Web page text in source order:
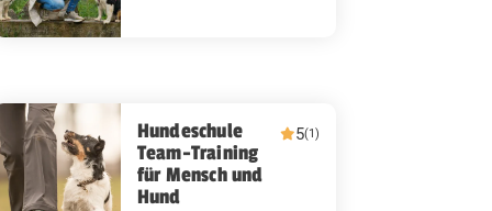
Hundeschule
Team-Training
für Mensch und
Hund
5(1)